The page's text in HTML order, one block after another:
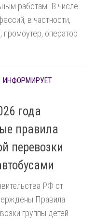
работам. В числе
в частности,
промоутер, оператор
ИНФОРМИРУЕТ
года
правила
перевозки
РФ от
Правила
группы детей